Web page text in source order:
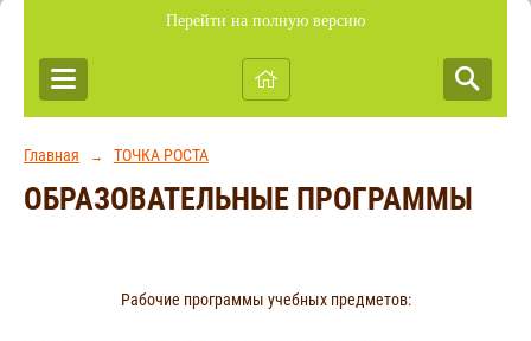
Перейти на полную версию
Главная → ТОЧКА РОСТА
ОБРАЗОВАТЕЛЬНЫЕ ПРОГРАММЫ
Рабочие программы учебных предметов: